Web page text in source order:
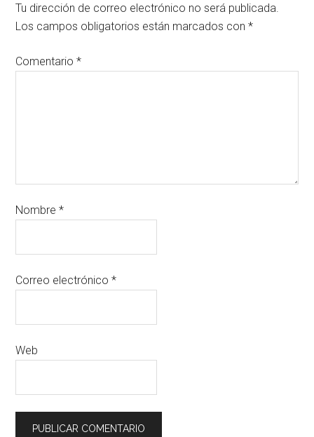
Tu dirección de correo electrónico no será publicada.
Los campos obligatorios están marcados con*
Comentario*
Nombre*
Correo electrónico*
Web